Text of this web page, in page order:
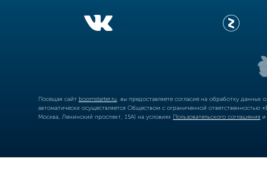
Посещая сайт boomstarter.ru , вы предоставляете согласие на обработку
автоматически осуществляется Обществом с ограниченной
Москва, Ленинский проспект, 15А) на условиях Пользовательского соглашения и